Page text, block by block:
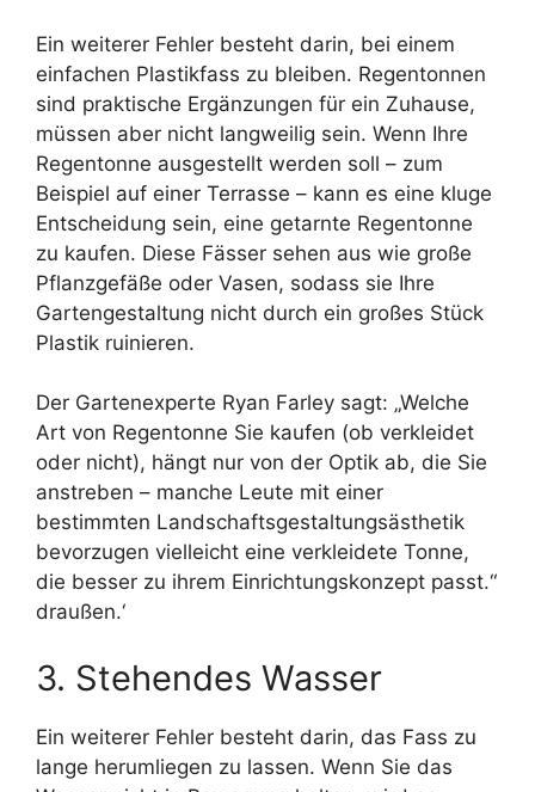
Ein weiterer Fehler besteht darin, bei einem
einfachen Plastikfass zu bleiben. Regentonnen
sind praktische Ergänzungen für ein Zuhause,
müssen aber nicht langweilig sein. Wenn Ihre
Regentonne ausgestellt werden soll – zum
Beispiel auf einer Terrasse – kann es eine kluge
Entscheidung sein, eine getarnte Regentonne
zu kaufen. Diese Fässer sehen aus wie große
Pflanzgefäße oder Vasen, sodass sie Ihre
Gartengestaltung nicht durch ein großes Stück
Plastik ruinieren.
Der Gartenexperte Ryan Farley sagt: „Welche
Art von Regentonne Sie kaufen (ob verkleidet
oder nicht), hängt nur von der Optik ab, die Sie
anstreben – manche Leute mit einer
bestimmten Landschaftsgestaltungsästhetik
bevorzugen vielleicht eine verkleidete Tonne,
die besser zu ihrem Einrichtungskonzept passt.“
draußen.‘
3. Stehendes Wasser
Ein weiterer Fehler besteht darin, das Fass zu
lange herumliegen zu lassen. Wenn Sie das